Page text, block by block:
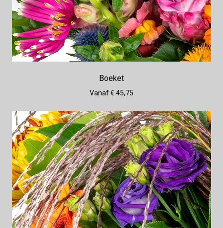
Boeket
Vanaf € 45,75